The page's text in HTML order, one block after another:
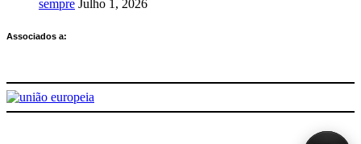
sempre Julho 1, 2026
Associados a: